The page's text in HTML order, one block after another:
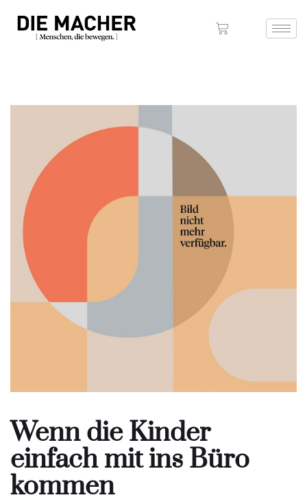
Wenn die Kinder
einfach mit ins Büro
kommen